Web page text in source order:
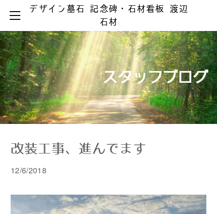
デザイン墓石 記念碑・石材看板 渡辺
石材
スタッフブログ
改装工事、進んでます
12/6/2018
HOME
お墓ができるまで
お墓の知識
お手入れとマナー
製品ラインアップ
デザイン墓石
和型墓石
洋型・和洋型墓石
彫刻・石材看板
お墓のリフォーム
リフォーム事例集
器具の取替え
文字の色入れ
メジ補修・積替え
クリーニング
墓 誌
墓じまい
納骨の仕方
会社案内
霊園情報
お問い合わせ